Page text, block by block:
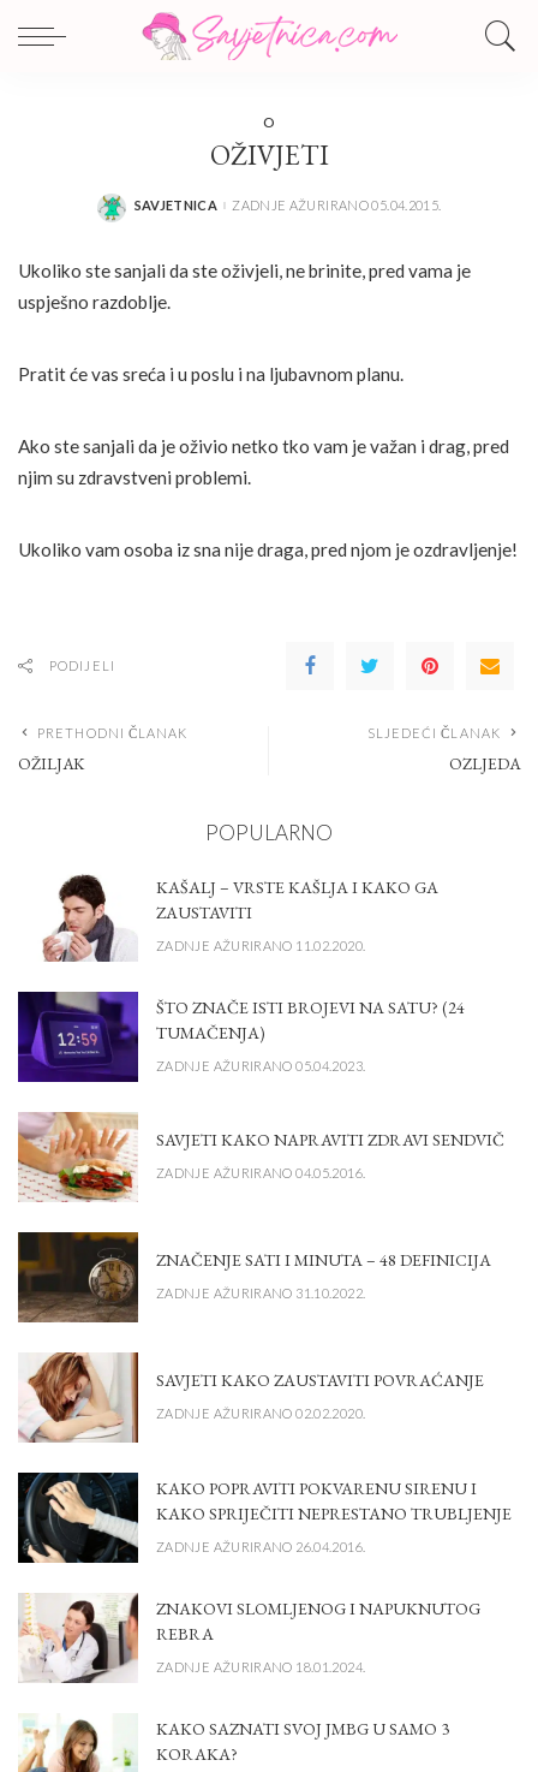
O
OŽIVJETI
POSTED
SAVJETNICA ZADNJE AŽURIRANO 05.04.2015.
Ukoliko ste sanjali da ste oživjeli, ne brinite, pred vama je
uspješno razdoblje.
Pratit će vas sreća i u poslu i na ljubavnom planu.
Ako ste sanjali da je oživio netko tko vam je važan i drag, pred
njim su zdravstveni problemi.
Ukoliko vam osoba iz sna nije draga, pred njom je ozdravljenje!
PODIJELI
PRETHODNI ČLANAK
OŽILJAK
SLJEDEĆI ČLANAK
OZLJEDA
POPULARNO
KAŠALJ – VRSTE KAŠLJA I KAKO GA
ZAUSTAVITI
ZADNJE AŽURIRANO 11.02.2020.
ŠTO ZNAČE ISTI BROJEVI NA SATU? (24
TUMAČENJA)
ZADNJE AŽURIRANO 05.04.2023.
SAVJETI KAKO NAPRAVITI ZDRAVI SENDVIČ
ZADNJE AŽURIRANO 04.05.2016.
ZNAČENJE SATI I MINUTA – 48 DEFINICIJA
ZADNJE AŽURIRANO 31.10.2022.
SAVJETI KAKO ZAUSTAVITI POVRAĆANJE
ZADNJE AŽURIRANO 02.02.2020.
KAKO POPRAVITI POKVARENU SIRENU I
KAKO SPRIJEČITI NEPRESTANO TRUBLJENJE
ZADNJE AŽURIRANO 26.04.2016.
ZNAKOVI SLOMLJENOG I NAPUKNUTOG
REBRA
ZADNJE AŽURIRANO 18.01.2024.
KAKO SAZNATI SVOJ JMBG U SAMO 3
KORAKA?